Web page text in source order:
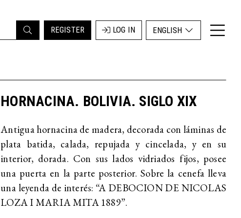
REGISTER LOG IN ENGLISH
HORNACINA. BOLIVIA. SIGLO XIX
Antigua hornacina de madera, decorada con láminas de
plata batida, calada, repujada y cincelada, y en su
interior, dorada. Con sus lados vidriados fijos, posee
una puerta en la parte posterior. Sobre la cenefa lleva
una leyenda de interés: “A DEBOCION DE NICOLAS
LOZA I MARIA MITA 1889”.